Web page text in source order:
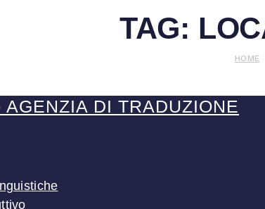
TAG:
HOME
DI TRADUZIONE